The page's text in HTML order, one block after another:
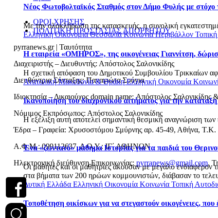
Νέος Φωτοβολταϊκός Σταθμός στον Δήμο Φυλής με στόχο
Με την ολοκλήρωση της κατασκευής, η συνολική
Ελληνική ΟικονομίαΘεσσαλίαΚοινωνίαΠεριβάλλον
Η εταιρεία «ΟΜΗΡΟΣ», της οικογένειας Γιαννίτση,
Η σχετική απόφαση του Δημοτικού Συμβουλίου Τρικκαίων
Ανατολική Μακεδονία & ΘράκηΕλληνική Οικονομία
Ικανοποίηση του διαχρονικού αιτήματος για την
Η εξέλιξη αυτή αποτελεί σημαντική θεσμική αναγνώριση
Ένα «ζωντανό» μάθημα Ιστορίας για τα παιδιά του
Οι μαθητές και οι μαθήτριες άκουσαν με μεγάλο
στα βήματα των 200 ηρώων κομμουνιστών, διάβασαν το
Δυτική Ελλάδα Ελληνική Οικονομία Κοινωνία Τοπική
Τοποθέτηση οικίσκων για να στεγαστούν οικογένειες,
ΟΡΟΙ ΧΡΗΣΗΣ
ΠΟΛΙΤΙΚΗ ΠΡΟΣΤΑΣΙΑΣ ΑΠΟΡΡΗΤΟΥ
pyrranews.gr | Ταυτότητα
Διαχειριστής – Διευθυντής: Απόστολος Σαλονικίδης
Διευθύντρια Σύνταξης: Παναγιώτα Σούγια
Ιδιοκτησία – Δικαιούχος domain name: Απόστολος
Νόμιμος Εκπρόσωπος: Απόστολος Σαλονικίδης
Έδρα – Γραφεία: Χρυσοστόμου Σμύρνης αρ. 45-49, Αθήνα, Τ.Κ.
Α.Φ.Μ.: 099112637, Δ.Ο.Υ.: ΙΓ΄ ΑΘΗΝΩΝ
Ηλεκτρονική διεύθυνση Επικοινωνίας: pyrranews@gmail.com,